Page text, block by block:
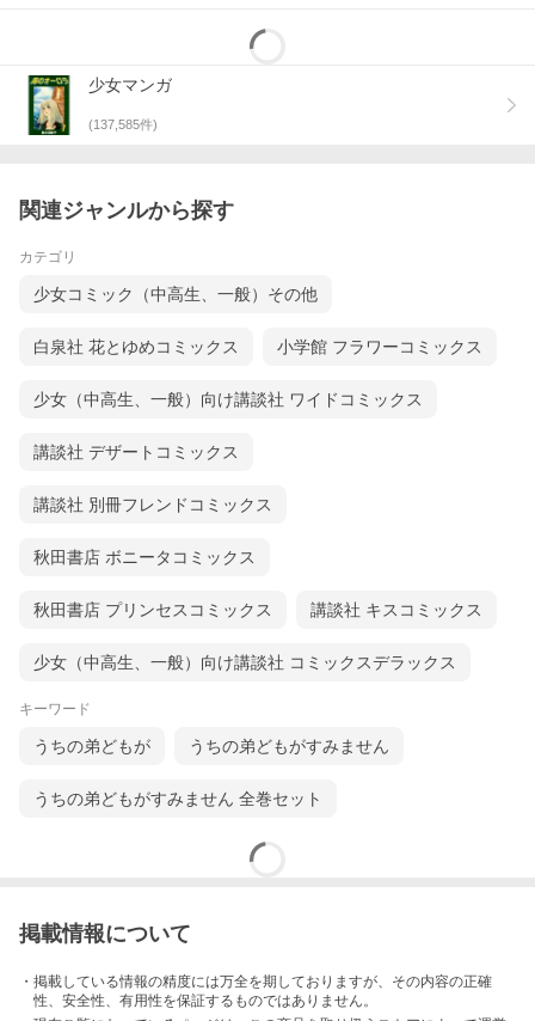
少女マンガ
(137,585件)
関連ジャンルから探す
カテゴリ
少女コミック（中高生、一般）その他
白泉社 花とゆめコミックス 小学館 フラワーコミックス
少女（中高生、一般）向け講談社 ワイドコミックス
講談社 デザートコミックス
講談社 別冊フレンドコミックス
秋田書店 ボニータコミックス
秋田書店 プリンセスコミックス 講談社 キスコミックス
少女（中高生、一般）向け講談社 コミックスデラックス
キーワード
うちの弟どもが うちの弟どもがすみません
うちの弟どもがすみません 全巻セット
掲載情報について
・掲載している情報の精度には万全を期しておりますが、その内容の正確
性、安全性、有用性を保証するものではありません。